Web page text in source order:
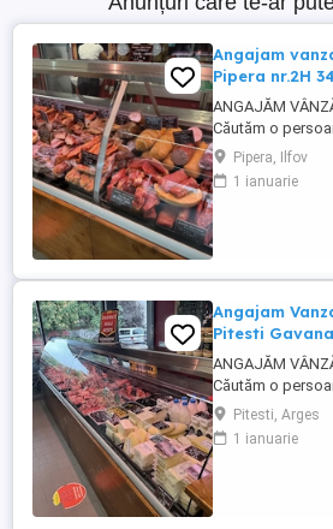
Angajam
Pipera nr.2H
ANGAJĂM
Căutăm o
responsabilă și
vânzătoare într-o
Cerințe:
Rapiditate, ...
Pipera, Ilfov
1 ianuarie
Angajam
Pitesti Gavana
ANGAJĂM
Căutăm o
responsabilă și
vânzătoare într-o
Cerințe:
Pitesti, Arges
1 ianuarie